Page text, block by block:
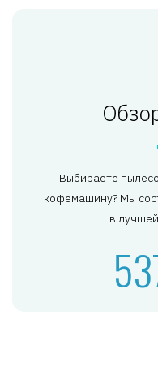
Выбираете
кофемашину? Мы
в